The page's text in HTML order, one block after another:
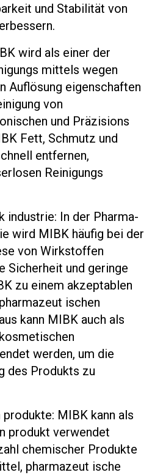
und Stabilität von
wird als einer der
mittels wegen
Auflösung eigenschaften
von
und Präzisions
Fett, Schmutz und
entfernen,
Reinigungs
industrie: In der Pharma-
wird MIBK häufig bei der
von Wirkstoffen
Sicherheit und geringe
zu einem akzeptablen
ischen
kann MIBK auch als
werden, um die
des Produkts zu
MIBK kann als
produkt verwendet
chemischer Produkte
pharmazeut ische